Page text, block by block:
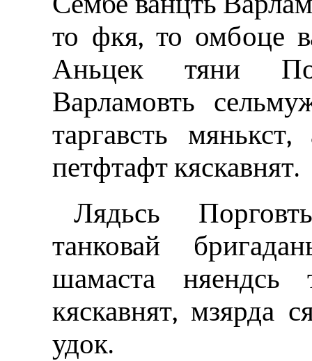
то фкя, то омбоце
Аньцек тяни
Варламовть
таргавсть
петфтафт кяскавнят.
Лядьсь
танковай
шамаста
кяскавнят, мзярда
удок.